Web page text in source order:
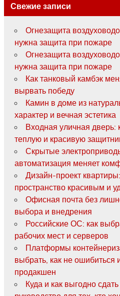
Свежие записи
Огнезащита
нужна защита при пожаре
Огнезащита
нужна защита при пожаре
Как танковый камбэк
вырвать победу
Камин в доме из
характер и вечная эстетика
Входная уличная
теплую и красивую
Скрытые
автоматизация меняет
Дизайн-проект
пространство красивым и
Офисная почта без
выбора и внедрения
Российские ОС: как
рабочих мест и серверов
Платформы
выбрать, как не ошибиться
продакшен
Куда и как выгодно